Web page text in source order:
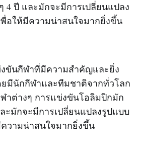
4 ปี และมักจะมีการเปลี่ยนแปลง
อให้มีความน่าสนใจมากยิ่งขึ้น
ขันกีฬาที่มีความสำคัญและยิ่ง
มีนักกีฬาและทีมชาติจากทั่วโลก
าต่างๆ การแข่งขันโอลิมปิกมัก
ะมักจะมีการเปลี่ยนแปลงรูปแบบ
วามน่าสนใจมากยิ่งขึ้น